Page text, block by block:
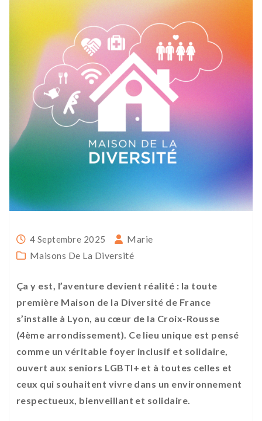
4 Septembre 2025
Marie
Maisons De La Diversité
Ça y est, l’aventure devient réalité : la toute
première Maison de la Diversité de France
s’installe à Lyon, au cœur de la Croix-Rousse
(4ème arrondissement). Ce lieu unique est pensé
comme un véritable foyer inclusif et solidaire,
ouvert aux seniors LGBTI+ et à toutes celles et
ceux qui souhaitent vivre dans un environnement
respectueux, bienveillant et solidaire.